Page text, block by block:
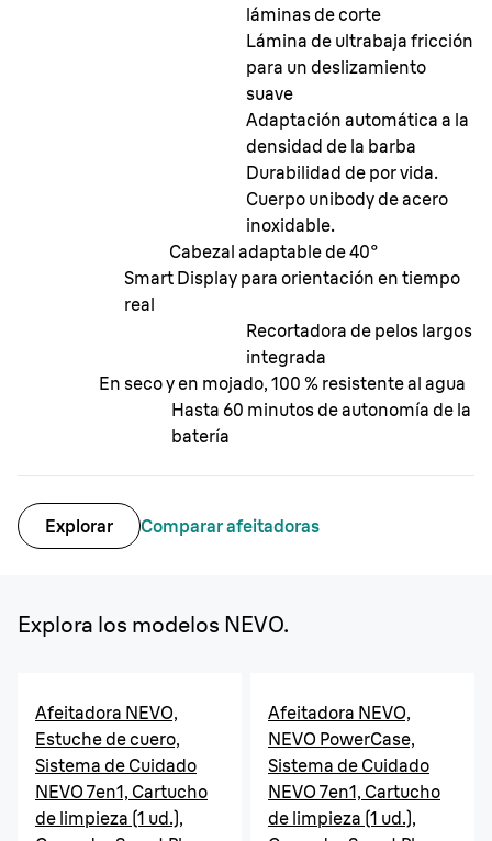
láminas de corte
Lámina de ultrabaja fricción
para un deslizamiento
suave
Adaptación automática a la
densidad de la barba
Durabilidad de por vida.
Cuerpo unibody de acero
inoxidable.
Cabezal adaptable de 40°
Smart Display para orientación en tiempo
real
Recortadora de pelos largos
integrada
En seco y en mojado, 100 % resistente al agua
Hasta 60 minutos de autonomía de la
batería
Explorar Comparar afeitadoras
Explora los modelos NEVO.
Afeitadora NEVO,
Estuche de cuero,
Sistema de Cuidado
NEVO 7en1, Cartucho
de limpieza (1 ud.),
Afeitadora NEVO,
NEVO PowerCase,
Sistema de Cuidado
NEVO 7en1, Cartucho
de limpieza (1 ud.),